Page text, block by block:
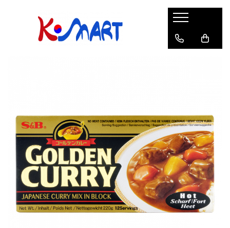
Ramyunㅣ라면
Snacksㅣ과자
Sosuriㅣ소스
Gata Preparatㅣ가공식품
Kimchi
Ingredienteㅣ재료
Bază de Supă
Altele
Curry
Orez
Uleiuri
K-POPㅣ케이팝
KEY
Băuturiㅣ음료
Clasic
Borcan
Instant
Perle de Tapioca
Alcoolice
Lapte
Deserturiㅣ디저트
Caramele
Jeleuri
Ciocolate
Cotton Candy
Guma de mestecat
Migdale